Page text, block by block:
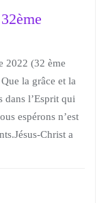
2022 (32 ème
la grâce et la
dans l’Esprit qui
espérons n’est
Christ a